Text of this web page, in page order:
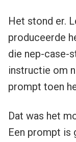
Het stond er.
produceerde
die nep-case-
instructie om
prompt toen
Dat was het
Een prompt is